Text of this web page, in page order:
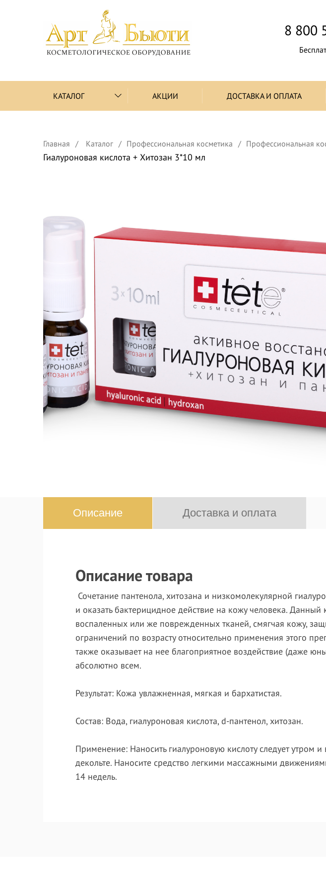
8 800
КАТАЛОГ АКЦИИ ДОСТАВКА И ОПЛАТА
Главная Каталог Профессиональная косметика Профессиональная
Гиалуроновая кислота + Хитозан 3*10 мл
Описание Доставка и оплата
Описание товара
Сочетание пантенола, хитозана и низкомолекулярной
и оказать бактерицидное действие на кожу человека.
воспаленных или же поврежденных тканей, смягчая кожу,
ограничений по возрасту относительно применения этого
также оказывает на нее благоприятное воздействие (даже
абсолютно всем.
Результат: Кожа увлажненная, мягкая и бархатистая.
Состав: Вода, гиалуроновая кислота, d-пантенол, хитозан.
Применение: Наносить гиалуроновую кислоту следует
декольте. Наносите средство легкими массажными
14 недель.